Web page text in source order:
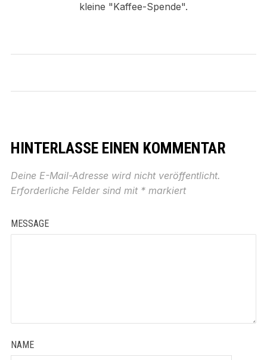
kleine "Kaffee-Spende".
HINTERLASSE EINEN KOMMENTAR
Deine E-Mail-Adresse wird nicht veröffentlicht.
Erforderliche Felder sind mit *markiert
MESSAGE
NAME